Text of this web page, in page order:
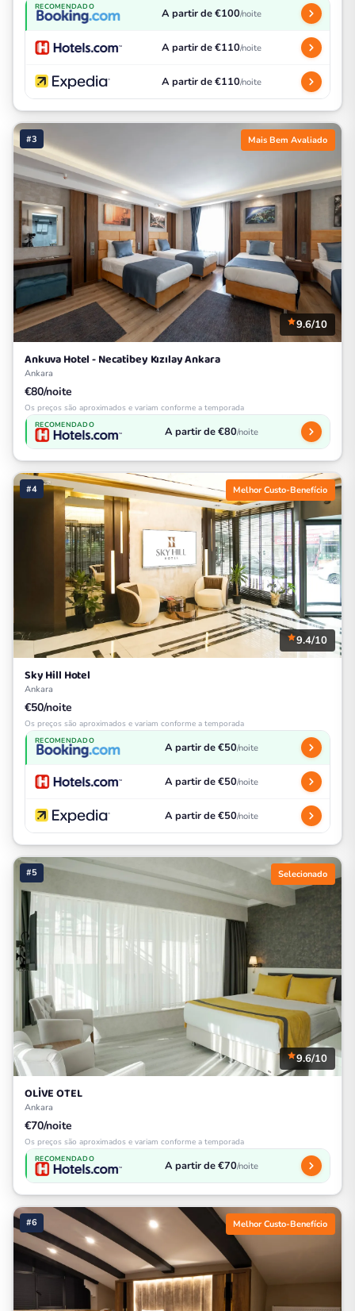
RECOMENDADO A partir de €100/noite
A partir de €110/noite
A partir de €110/noite
#3 Mais Bem Avaliado
9.6/10
Ankuva Hotel - Necatibey Kızılay Ankara
Ankara
€80/noite
Os preços são aproximados e variam conforme a temporada
RECOMENDADO A partir de €80/noite
#4 Melhor Custo-Benefício
9.4/10
Sky Hill Hotel
Ankara
€50/noite
Os preços são aproximados e variam conforme a temporada
RECOMENDADO A partir de €50/noite
A partir de €50/noite
A partir de €50/noite
#5 Selecionado
9.6/10
OLİVE OTEL
Ankara
€70/noite
Os preços são aproximados e variam conforme a temporada
RECOMENDADO A partir de €70/noite
#6 Melhor Custo-Benefício